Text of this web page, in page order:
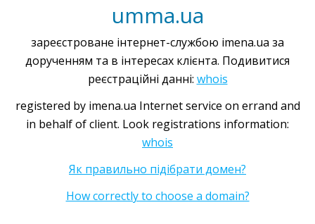
umma.ua
зареєстроване інтернет-службою imena.ua за
дорученням та в інтересах клієнта. Подивитися
реєстраційні данні: whois
registered by imena.ua Internet service on errand and
in behalf of client. Look registrations information:
whois
Як правильно підібрати домен?
How correctly to choose a domain?